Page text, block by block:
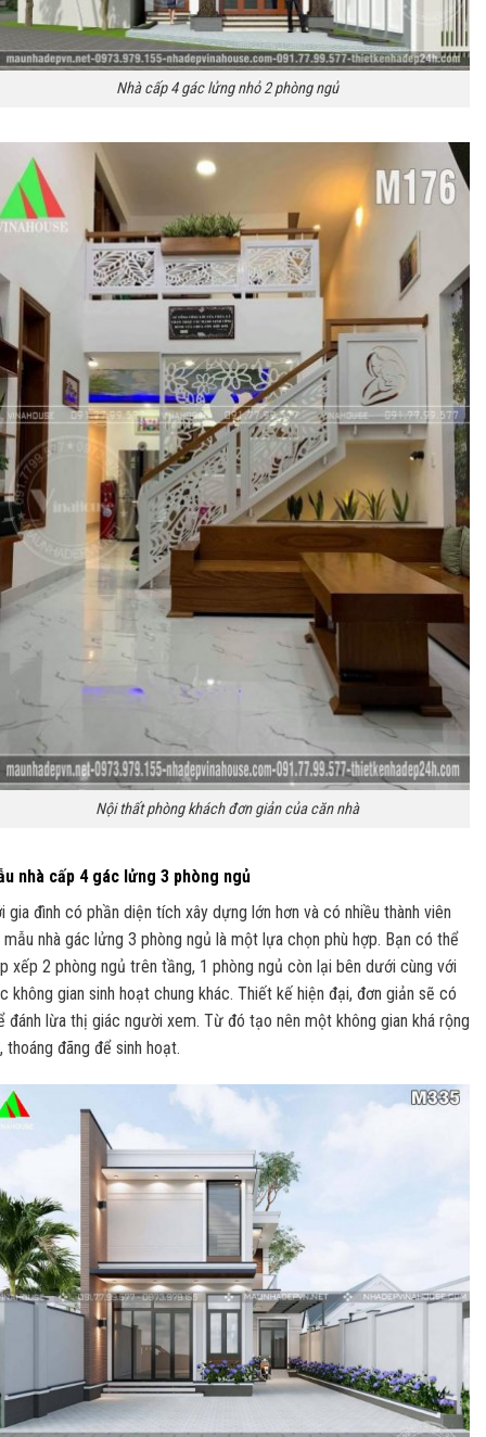
Nhà cấp 4 gác lửng nhỏ 2 phòng ngủ
Nội thất phòng khách đơn giản của căn nhà
nhà cấp 4 gác lửng 3 phòng ngủ
gia đình có phần diện tích xây dựng lớn hơn và có nhiều thành viên
mẫu nhà gác lửng 3 phòng ngủ là một lựa chọn phù hợp. Bạn có thể
xếp 2 phòng ngủ trên tầng, 1 phòng ngủ còn lại bên dưới cùng với
không gian sinh hoạt chung khác. Thiết kế hiện đại, đơn giản sẽ có
đánh lừa thị giác người xem. Từ đó tạo nên một không gian khá rộng
thoáng đãng để sinh hoạt.